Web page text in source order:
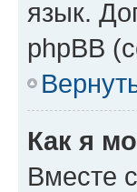
язык.
phpBB
Как я
Вместе